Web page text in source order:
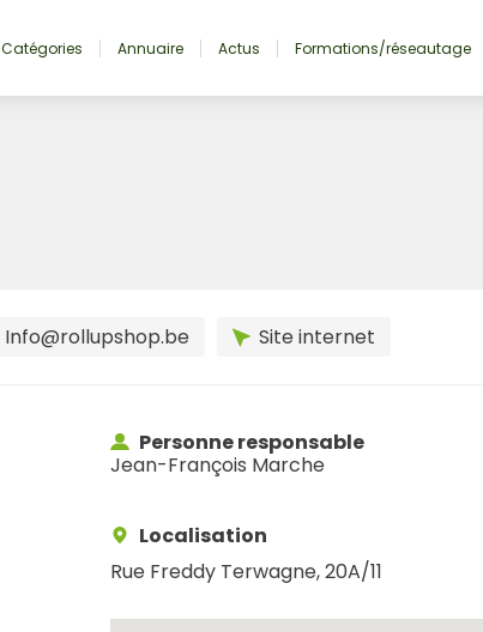
Catégories Annuaire Actus Formations/réseautage
Info@rollupshop.be Site internet
Personne responsable
Jean-François Marche
Localisation
Rue Freddy Terwagne, 20A/11